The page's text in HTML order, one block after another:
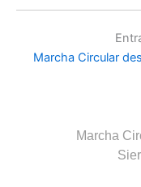
Marcha Circular
Marcha